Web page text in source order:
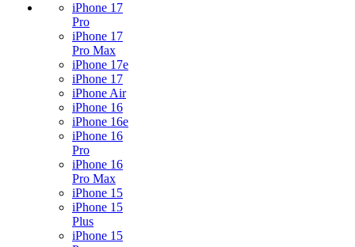
iPhone 17
Pro
iPhone 17
Pro Max
iPhone 17e
iPhone 17
iPhone Air
iPhone 16
iPhone 16e
iPhone 16
Pro
iPhone 16
Pro Max
iPhone 15
iPhone 15
Plus
iPhone 15